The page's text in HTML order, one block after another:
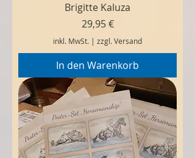
Brigitte Kaluza
Preis
29,95 €
inkl. MwSt. | zzgl. Versand
In den Warenkorb